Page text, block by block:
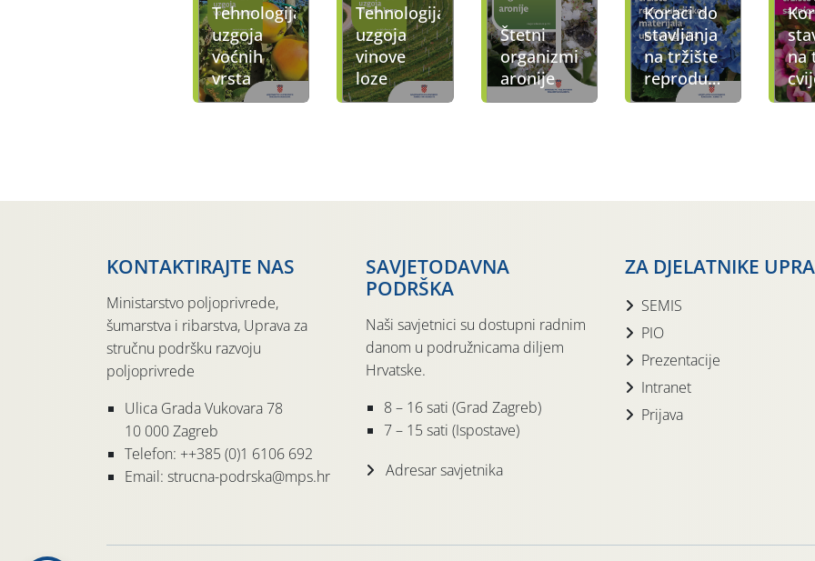
Tehnologija
uzgoja
voćnih
vrsta
Tehnologija
uzgoja
vinove
loze
Štetni
organizmi
aronije
Koraci do
stavljanja
na tržište
reprodukcijskog
materijala
na
KONTAKTIRAJTE NAS
Ministarstvo poljoprivrede,
šumarstva i ribarstva, Uprava za
stručnu podršku razvoju
poljoprivrede
Ulica Grada Vukovara 78
10 000 Zagreb
Telefon: ++385 (0)1 6106 692
Email: strucna-podrska@mps.hr
SAVJETODAVNA
PODRŠKA
Naši savjetnici su dostupni radnim
danom u podružnicama diljem
Hrvatske.
8 – 16 sati (Grad Zagreb)
7 – 15 sati (Ispostave)
Adresar savjetnika
ZA DJELATNIKE
SEMIS
PIO
Prezentacije
Intranet
Prijava